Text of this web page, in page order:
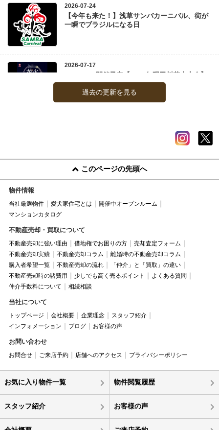
過去の更新を見る
このページの先頭へ
物件情報
当社厳選物件 愛犬家住宅とは
開催中オープンルーム
マンションカタログ
不動産売却・買取について
不動産売却に強い理由 借地権でお困りの方
売却査定フォーム
不動産売却実績
不動産売却コラム
離婚時の不動産売却コラム
購入者希望一覧
不動産売却の流れ
「仲介」と「買取」の違い
不動産売却時の諸費用
少しでも高く売るポイント
よくある質問
仲介手数料について
相続相談
当社について
トップページ 会社概要 企業理念
スタッフ紹介
インフォメーション
ブログ お客様の声
お問い合わせ
お問合せ ご来店予約 店舗へのアクセス プライバシーポリシー
お気に入り物件一覧 物件閲覧履歴
スタッフ紹介 お客様の声